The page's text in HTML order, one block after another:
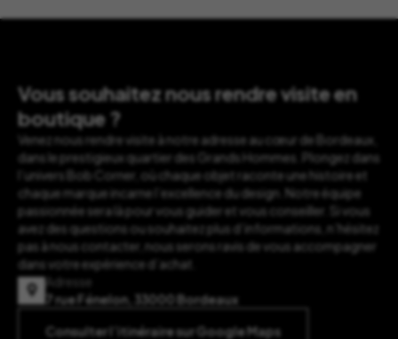
Vous souhaitez nous rendre visite en
boutique ?
Venez nous rendre visite à notre adresse au cœur de Bordeaux,
dans le prestigieux quartier des Grands Hommes. Plongez dans
l’univers Bob Corner, où chaque objet raconte une histoire et
chaque marque incarne l’excellence du design. Notre équipe
passionnée sera là pour vous guider et vous conseiller. Si vous
avez des questions ou souhaitez plus d’informations, n’hésitez
pas à nous contacter, nous serons ravis de vous accompagner
dans votre expérience d’achat.
Adresse
7 rue Fénelon, 33000 Bordeaux
Consulter l’itinéraire sur Google Maps